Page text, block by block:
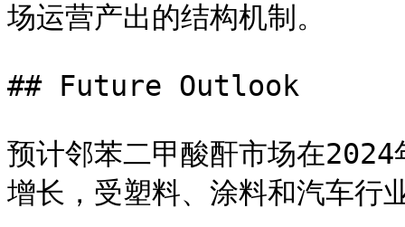
场运营产出的结构机制。
## Future Outlook
预计邻苯二甲酸酐市场在
增长，受塑料、涂料和汽车行